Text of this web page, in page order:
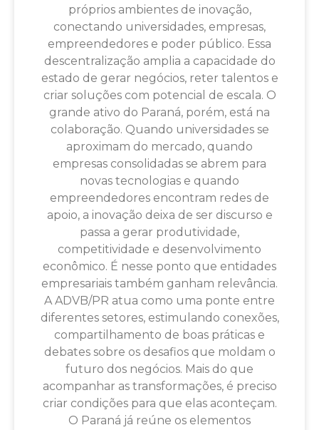
próprios ambientes de inovação,
conectando universidades, empresas,
empreendedores e poder público. Essa
descentralização amplia a capacidade do
estado de gerar negócios, reter talentos e
criar soluções com potencial de escala. O
grande ativo do Paraná, porém, está na
colaboração. Quando universidades se
aproximam do mercado, quando
empresas consolidadas se abrem para
novas tecnologias e quando
empreendedores encontram redes de
apoio, a inovação deixa de ser discurso e
passa a gerar produtividade,
competitividade e desenvolvimento
econômico. É nesse ponto que entidades
empresariais também ganham relevância.
A ADVB/PR atua como uma ponte entre
diferentes setores, estimulando conexões,
compartilhamento de boas práticas e
debates sobre os desafios que moldam o
futuro dos negócios. Mais do que
acompanhar as transformações, é preciso
criar condições para que elas aconteçam.
O Paraná já reúne os elementos